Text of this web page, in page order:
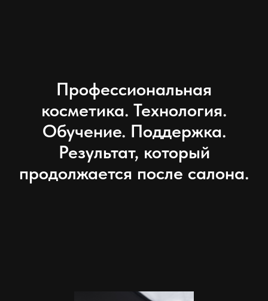
Профессиональная
косметика. Технология.
Обучение. Поддержка.
Результат, который
продолжается после салона.